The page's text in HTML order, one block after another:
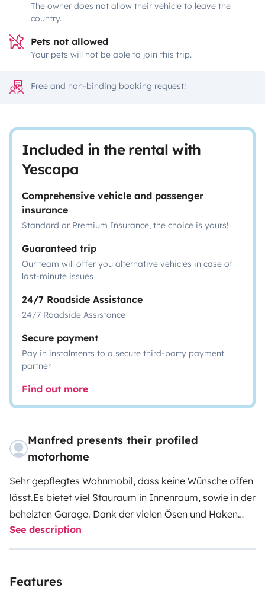
The owner does not allow their vehicle to leave the
country.
Pets not allowed
Your pets will not be able to join this trip.
Free and non-binding booking request!
Included in the rental with
Yescapa
Comprehensive vehicle and passenger
insurance
Standard or Premium Insurance, the choice is yours!
Guaranteed trip
Our team will offer you alternative vehicles in case of
last-minute issues
24/7 Roadside Assistance
24/7 Roadside Assistance
Secure payment
Pay in instalments to a secure third-party payment
partner
Find out more
Manfred presents their profiled
motorhome
Sehr gepflegtes Wohnmobil, dass keine Wünsche offen
lässt.Es bietet viel Stauraum in Innenraum, sowie in der
beheizten Garage. Dank der vielen Ösen und Haken
kann man alles schön fest zurren.
mit vielen Abstellmöglichkeiten, sowie 2 Spiegeln und
Warmwasser und Heizungssteuerung lässt es sich wie
See description
Features